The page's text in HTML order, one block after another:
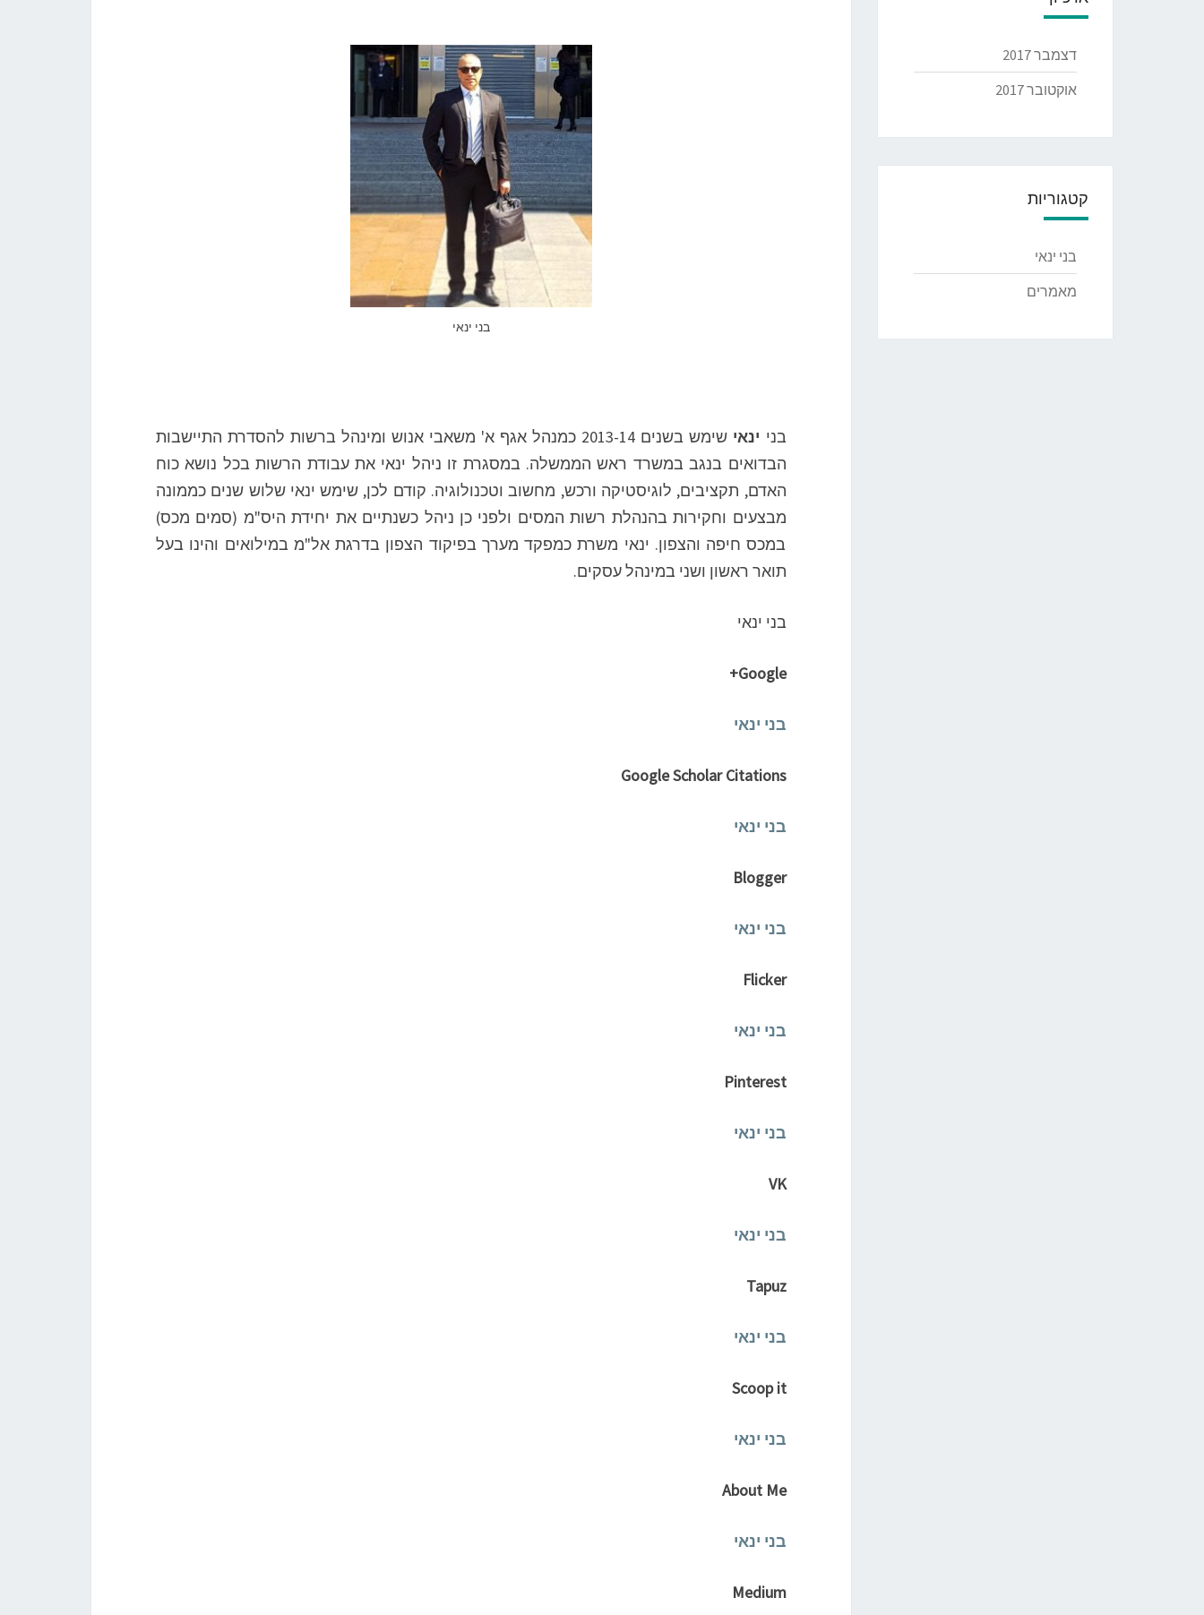
בני ינאי
בני ינאי
שימש בשנים 2013-14 כמנהל אגף א' משאבי אנוש ומינהל ברשות להסדרת התיישבות
הבדואים בנגב במשרד ראש הממשלה. במסגרת זו ניהל ינאי את עבודת הרשות בכל נושא כוח
האדם, תקציבים, לוגיסטיקה ורכש, מחשוב וטכנולוגיה. קודם לכן, שימש ינאי שלוש שנים כממונה
מבצעים וחקירות בהנהלת רשות המסים ולפני כן ניהל כשנתיים את יחידת היס"מ (סמים מכס)
במכס חיפה והצפון. ינאי משרת כמפקד מערך בפיקוד הצפון בדרגת אל"מ במילואים והינו בעל
תואר ראשון ושני במינהל עסקים.
בני ינאי
Google+
בני ינאי
Google Scholar Citations
בני ינאי
Blogger
בני ינאי
Flicker
בני ינאי
Pinterest
בני ינאי
VK
בני ינאי
Tapuz
בני ינאי
Scoop it
בני ינאי
About Me
בני ינאי
Medium
דצמבר 2017
אוקטובר 2017
קטגוריות
בני ינאי
מאמרים